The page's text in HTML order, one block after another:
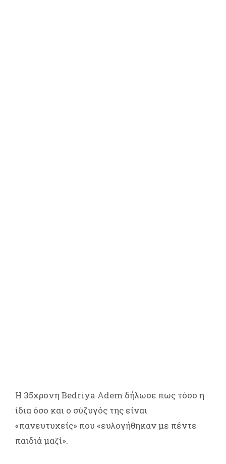
Η 35χρονη Bedriya Adem δήλωσε πως τόσο η
ίδια όσο και ο σύζυγός της είναι
«πανευτυχείς» που «ευλογήθηκαν με πέντε
παιδιά μαζί».